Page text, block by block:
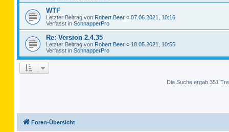
WTF
Letzter Beitrag von Robert Beer « 07.06.2021, 10:16
Verfasst in SchnapperPro
Re: Version 2.4.35
Letzter Beitrag von Robert Beer « 18.05.2021, 10:55
Verfasst in SchnapperPro
Die Suche ergab 351
Foren-Übersicht